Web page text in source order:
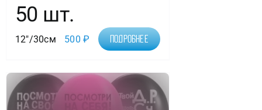
50 шт.
12"/30см 500₽ Подробнее